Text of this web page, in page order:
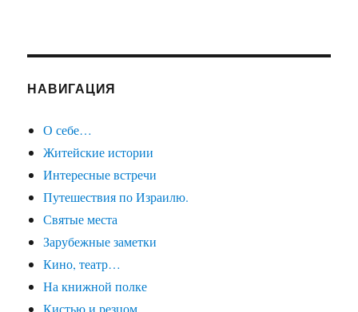
НАВИГАЦИЯ
О себе…
Житейские истории
Интересные встречи
Путешествия по Израилю.
Святые места
Зарубежные заметки
Кино, театр…
На книжной полке
Кистью и резцом